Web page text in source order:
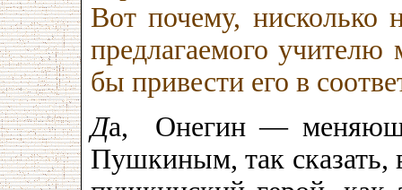
Вот почему, нисколько
предлагаемого учителю
бы привести его в
Да, Онегин —
Пушкиным, так сказать,